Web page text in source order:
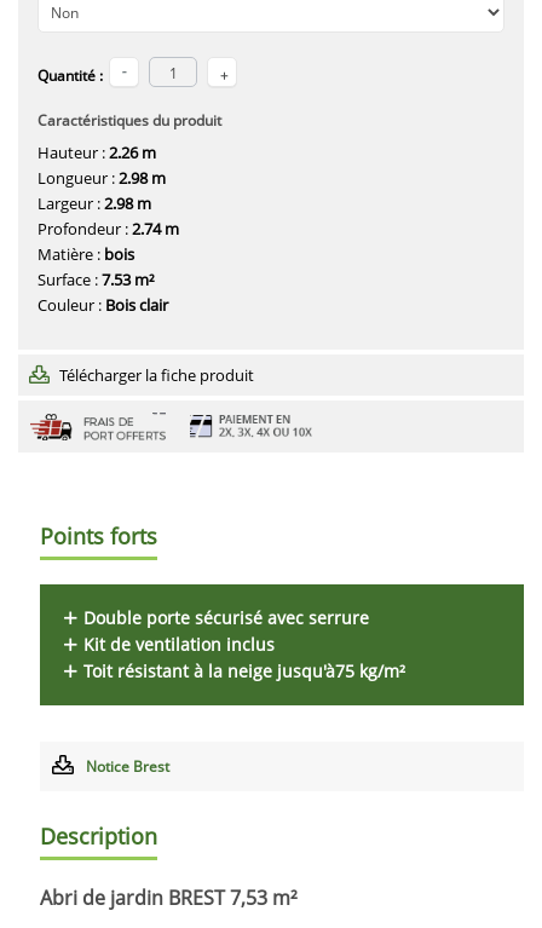
Quantité :
Caractéristiques du produit
Hauteur :2.26 m
Longueur :2.98 m
Largeur :2.98 m
Profondeur :2.74 m
Matière : bois
Surface :7.53 m²
Couleur : Bois clair
Télécharger la fiche produit
Points forts
Double porte sécurisé avec serrure
Kit de ventilation inclus
Toit résistant à la neige jusqu'à75 kg/m²
Notice Brest
Description
Abri de jardin BREST 7,53 m²